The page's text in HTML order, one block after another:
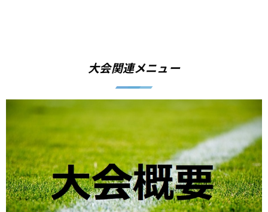
大会関連メニュー